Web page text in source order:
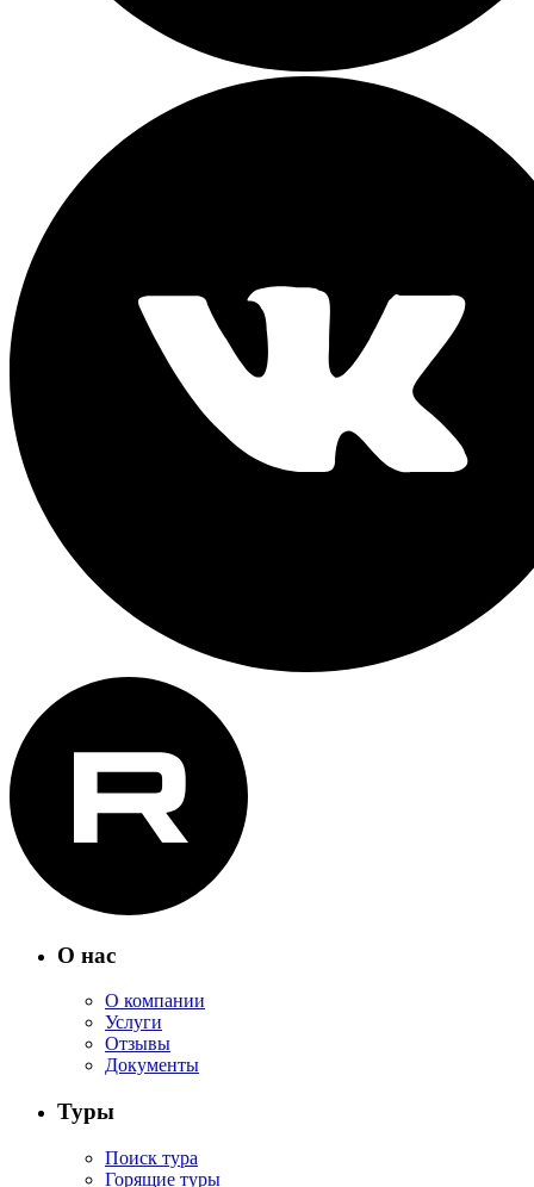
О нас
О компании
Услуги
Отзывы
Документы
Туры
Поиск тура
Горящие туры